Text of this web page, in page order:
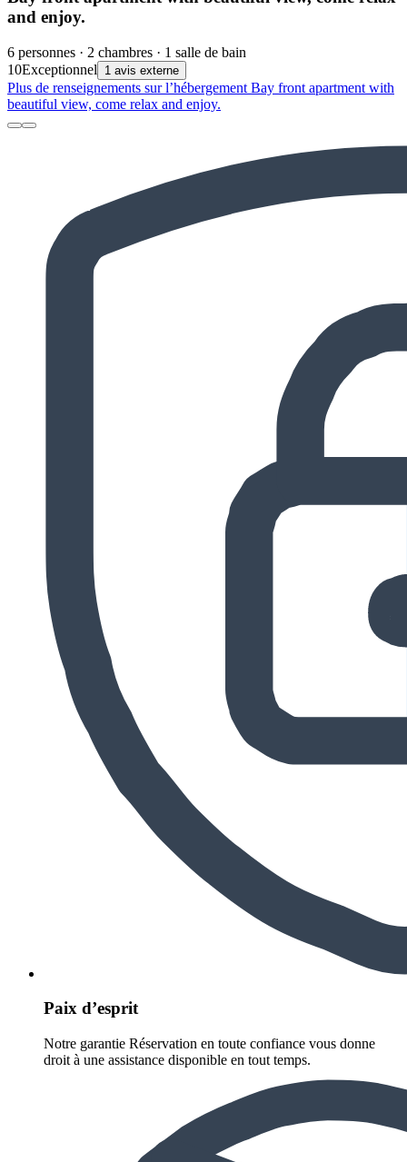
and enjoy.
6 personnes · 2 chambres · 1 salle de bain
10Exceptionnel 1 avis externe
Plus de renseignements sur l’hébergement Bay front apartment with
beautiful view, come relax and enjoy.
Paix d’esprit
Notre garantie Réservation en toute confiance vous donne
droit à une assistance disponible en tout temps.